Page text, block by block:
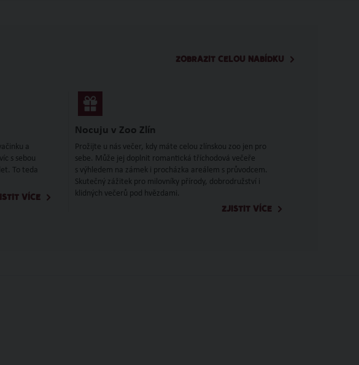
ZOBRAZIT CELOU NABÍDKU
a
s sebou
To teda
VÍCE
Nocuju v Zoo Zlín
Prožijte u nás večer, kdy máte celou zlínskou zoo jen pro
sebe. Může jej doplnit romantická tříchodová večeře
s výhledem na zámek i procházka areálem s průvodcem.
Skutečný zážitek pro milovníky přírody, dobrodružství i
klidných večerů pod hvězdami.
ZJISTIT VÍCE